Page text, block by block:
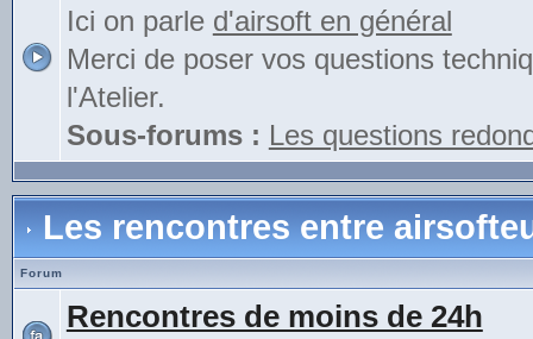
Ici on parle d'airsoft en général
Merci de poser vos questions
l'Atelier.
Sous-forums : Les questions
Les rencontres entre
Forum
Rencontres de moins de 24h